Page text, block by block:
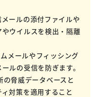
ールの添付ファイルや
ウイルスを検出・隔離
メールやフィッシング
ルの受信を防ぎます。
脅威データベースと
対策を適用すること